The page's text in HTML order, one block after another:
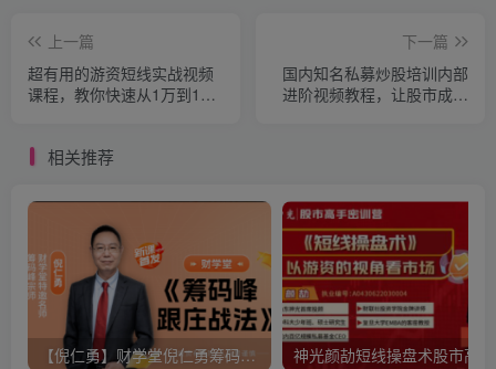
上一篇
超有用的游资短线实战视频
课程，教你快速从1万到100
下一篇
国内知名私募炒股培训内部
进阶视频教程，让股市成为
相关推荐
【倪仁勇】财学堂倪仁勇筹码峰跟庄战法系统课+筹码峰指标